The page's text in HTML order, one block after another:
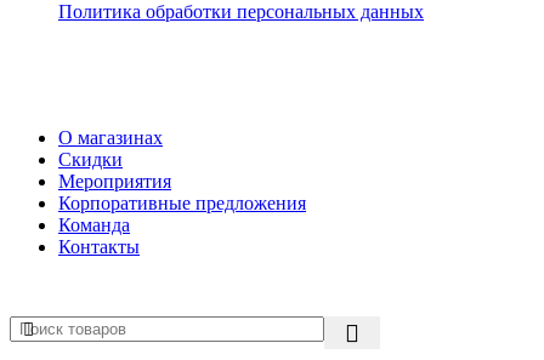
Политика обработки персональных данных
О магазинах
Скидки
Мероприятия
Корпоративные предложения
Команда
Контакты